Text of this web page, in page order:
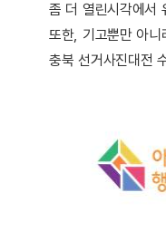
좀 더 열린시각에서
또한, 기고뿐만 아니
충북 선거사진대전